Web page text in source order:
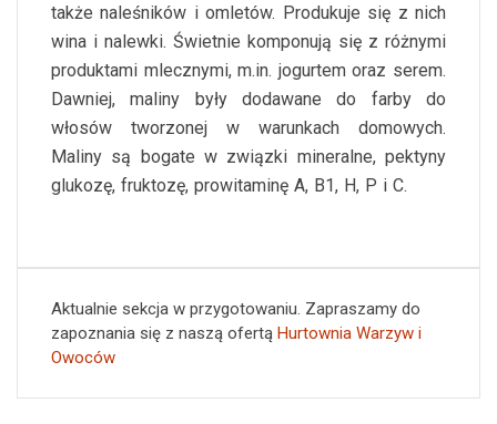
także naleśników i omletów. Produkuje się z nich
wina i nalewki. Świetnie komponują się z różnymi
produktami mlecznymi, m.in. jogurtem oraz serem.
Dawniej, maliny były dodawane do farby do
włosów tworzonej w warunkach domowych.
Maliny są bogate w związki mineralne, pektyny
glukozę, fruktozę, prowitaminę A, B1, H, P i C.
Aktualnie sekcja w przygotowaniu. Zapraszamy do
zapoznania się z naszą ofertą Hurtownia Warzyw i
Owoców